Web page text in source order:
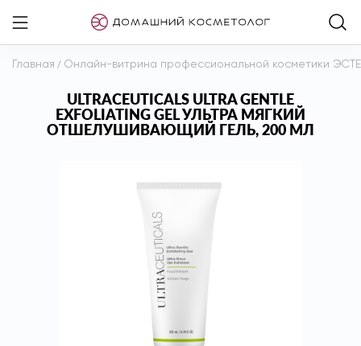
Главная / Онлайн-витрина профессиональной косметики
ULTRACEUTICALS ULTRA GENTLE
EXFOLIATING GEL УЛЬТРА МЯГКИЙ
ОТШЕЛУШИВАЮЩИЙ ГЕЛЬ, 200 МЛ